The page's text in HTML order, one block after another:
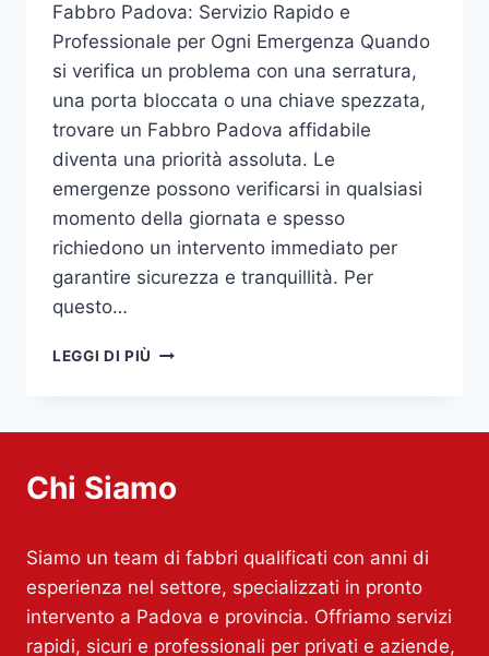
Fabbro Padova: Servizio Rapido e
Professionale per Ogni Emergenza Quando
si verifica un problema con una serratura,
una porta bloccata o una chiave spezzata,
trovare un Fabbro Padova affidabile
diventa una priorità assoluta. Le
emergenze possono verificarsi in qualsiasi
momento della giornata e spesso
richiedono un intervento immediato per
garantire sicurezza e tranquillità. Per
questo…
LEGGI DI PIÙ FABBRO
Chi Siamo
Siamo un team di fabbri qualificati con anni di
esperienza nel settore, specializzati in pronto
intervento a Padova e provincia. Offriamo servizi
rapidi, sicuri e professionali per privati e aziende,